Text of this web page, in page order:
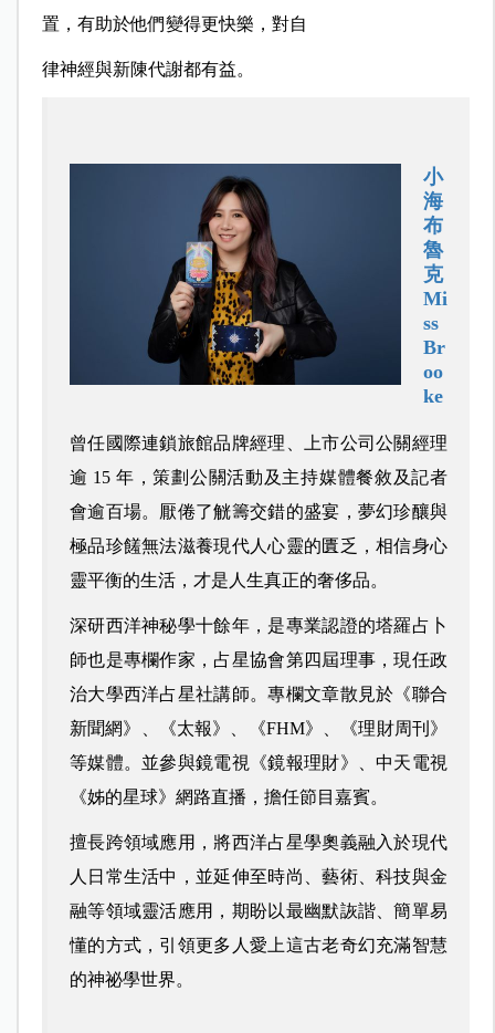
置，有助於他們變得更快樂，對自
律神經與新陳代謝都有益。
小
海
布
魯
克
Mi
ss
Br
oo
ke
曾任國際連鎖旅館品牌經理、上市公司公關經理
逾 15 年，策劃公關活動及主持媒體餐敘及記者
會逾百場。厭倦了觥籌交錯的盛宴，夢幻珍釀與
極品珍饈無法滋養現代人心靈的匱乏，相信身心
靈平衡的生活，才是人生真正的奢侈品。
深研西洋神秘學十餘年，是專業認證的塔羅占卜
師也是專欄作家，占星協會第四屆理事，現任政
治大學西洋占星社講師。專欄文章散見於《聯合
新聞網》、《太報》、《FHM》、《理財周刊》
等媒體。並參與鏡電視《鏡報理財》、中天電視
《姊的星球》網路直播，擔任節目嘉賓。
擅長跨領域應用，將西洋占星學奧義融入於現代
人日常生活中，並延伸至時尚、藝術、科技與金
融等領域靈活應用，期盼以最幽默詼諧、簡單易
懂的方式，引領更多人愛上這古老奇幻充滿智慧
的神祕學世界。